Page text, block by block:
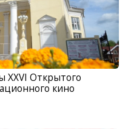
XXVI Открытого
кино